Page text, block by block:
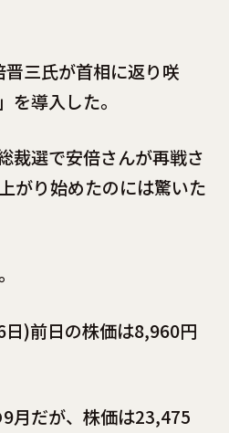
三氏が首相に返り咲
を導入した。
裁選で安倍さんが再戦さ
がり始めたのには驚いた
)前日の株価は8,960円
月だが、株価は23,475